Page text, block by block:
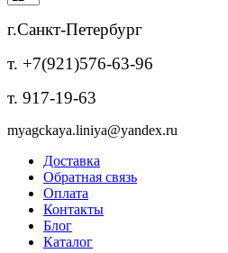
г.Санкт-Петербург
т. +7(921)576-63-96
т. 917-19-63
myagckaya.liniya@yandex.ru
Доставка
Обратная связь
Оплата
Контакты
Блог
Каталог